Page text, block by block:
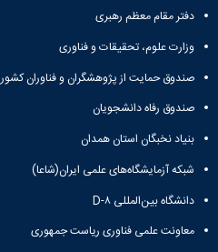
کارکنان
مصالح
آزمایشگاه
مواد
آزمایشگاه
باستان
شناسی
آزمایشگاه
ربات
و
بینایی
اولویت
کارگروه
اخلاق
در
کرسی
نظریه
پردازی
دانشگاه
های
هیات
علمی
سایر
آیین
نامه
ها
دفتر مقام معظم رهبری
وزارت علوم، تحقیقات و فناوری
صندوق حمایت از پژوهشگران و فناوران کشور
صندوق رفاه دانشجویان
بنیاد نخبگان استان همدان
شبکه آزمایشگاه‌های علمی ایران(شاعا)
دانشگاه بین‌المللی D-۸
معاونت علمی فناوری ریاست جمهوری